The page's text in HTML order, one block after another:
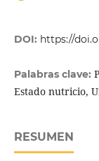
DOI: https://
Palabras clave:
Estado nutricio,
RESUMEN